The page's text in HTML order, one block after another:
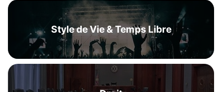
Style de Vie & Temps Libre